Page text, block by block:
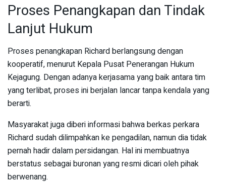
Proses Penangkapan dan Tindak
Lanjut Hukum
Proses penangkapan Richard berlangsung dengan
kooperatif, menurut Kepala Pusat Penerangan Hukum
Kejagung. Dengan adanya kerjasama yang baik antara tim
yang terlibat, proses ini berjalan lancar tanpa kendala yang
berarti.
Masyarakat juga diberi informasi bahwa berkas perkara
Richard sudah dilimpahkan ke pengadilan, namun dia tidak
pernah hadir dalam persidangan. Hal ini membuatnya
berstatus sebagai buronan yang resmi dicari oleh pihak
berwenang.